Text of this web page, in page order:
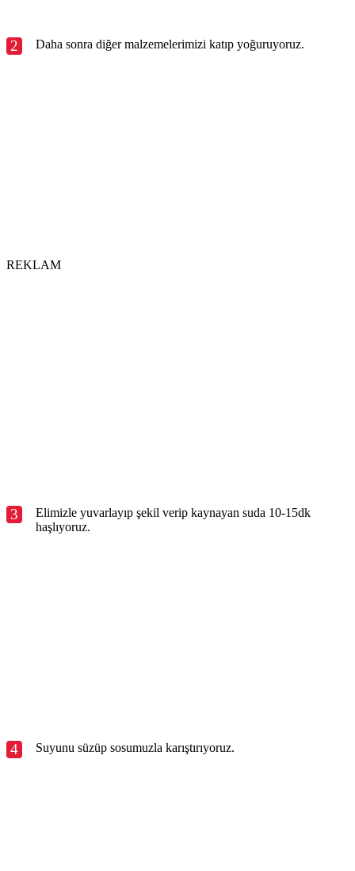
2 Daha sonra diğer malzemelerimizi katıp yoğuruyoruz.
REKLAM
3
Elimizle yuvarlayıp şekil verip kaynayan suda 10-15dk
haşlıyoruz.
4 Suyunu süzüp sosumuzla karıştırıyoruz.